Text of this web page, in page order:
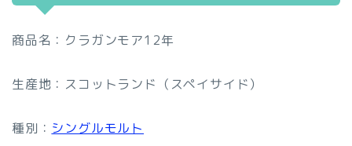
商品名：クラガンモア12年
生産地：スコットランド（スペイサイド）
種別： シングルモルト